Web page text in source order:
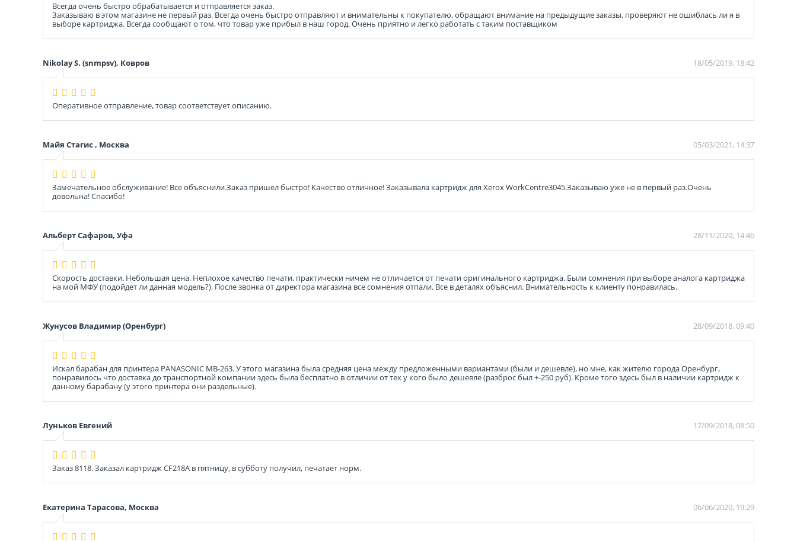
Всегда очень быстро обрабатывается и отправляется заказ.
Заказываю в этом магазине не первый раз. Всегда очень быстро отправляют и внимательны к покупателю, обращают внимание на предыдущие заказы, проверяют не ошиблась ли я в
выборе картриджа. Всегда сообщают о том, что товар уже прибыл в наш город. Очень приятно и легко работать с таким поставщиком
Nikolay S. (snmpsv), Ковров 18/05/2019, 18:42
Оперативное отправление, товар соответствует описанию.
Майя Стагис , Москва 05/03/2021, 14:37
Замечательное обслуживание! Все объяснили.Заказ пришел быстро! Качество отличное! Заказывала картридж для Xerox WorkCentre3045.Заказываю уже не в первый раз.Очень
довольна! Спасибо!
Альберт Сафаров, Уфа 28/11/2020, 14:46
Скорость доставки. Небольшая цена. Неплохое качество печати, практически ничем не отличается от печати оригинального картриджа. Были сомнения при выборе аналога картриджа
на мой МФУ (подойдет ли данная модель?). После звонка от директора магазина все сомнения отпали. Все в деталях объяснил. Внимательность к клиенту понравилась.
Жунусов Владимир (Оренбург) 28/09/2018, 09:40
Искал барабан для принтера PANASONIC MB-263. У этого магазина была средняя цена между предложенными вариантами (были и дешевле), но мне, как жителю города Оренбург,
понравилось что доставка до транспортной компании здесь была бесплатно в отличии от тех у кого было дешевле (разброс был +-250 руб). Кроме того здесь был в наличии картридж к
данному барабану (у этого принтера они раздельные).
Луньков Евгений 17/09/2018, 08:50
Заказ 8118. Заказал картридж CF218A в пятницу, в субботу получил, печатает норм.
Екатерина Тарасова, Москва 06/06/2020, 19:29